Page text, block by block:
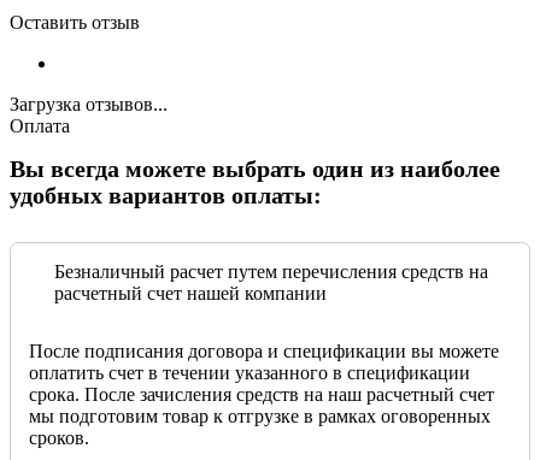
Оставить отзыв
Загрузка отзывов...
Оплата
Вы всегда можете выбрать один из наиболее
удобных вариантов оплаты:
Безналичный расчет путем перечисления средств на
расчетный счет нашей компании
После подписания договора и спецификации вы можете
оплатить счет в течении указанного в спецификации
срока. После зачисления средств на наш расчетный счет
мы подготовим товар к отгрузке в рамках оговоренных
сроков.